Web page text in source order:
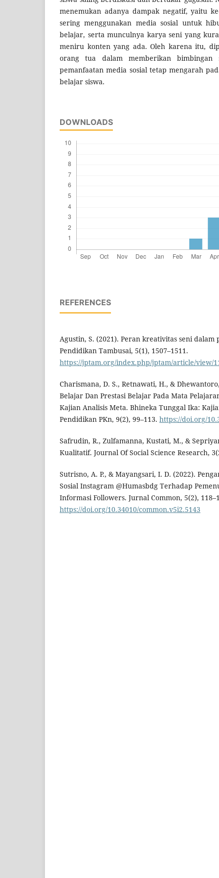
menemukan adanya dampak negatif, yaitu
sering menggunakan media sosial untuk
belajar, serta munculnya karya seni yang
meniru konten yang ada. Oleh karena itu,
orang tua dalam memberikan bimbingan
pemanfaatan media sosial tetap mengarah
belajar siswa.
DOWNLOADS
REFERENCES
Agustin, S. (2021). Peran kreativitas seni
Pendidikan Tambusai, 5(1), 1507–1511.
https://jptam.org/index.php/jptam/article/view/
Charismana, D. S., Retnawati, H., &
Belajar Dan Prestasi Belajar Pada Mata
Kajian Analisis Meta. Bhineka Tunggal Ika:
Pendidikan PKn, 9(2), 99–113. https://doi.org/
Safrudin, R., Zulfamanna, Kustati, M., &
Kualitatif. Journal Of Social Science Research,
Sutrisno, A. P., & Mayangsari, I. D. (2022).
Sosial Instagram @Humasbdg Terhadap
Informasi Followers. Jurnal Common, 5(2),
https://doi.org/10.34010/common.v5i2.5143